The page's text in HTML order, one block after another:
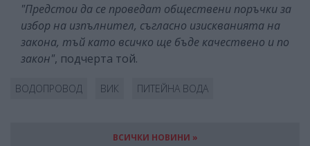
"Предстои да се проведат обществени поръчки за
избор на изпълнител, съгласно изискванията на
закона, тъй като всичко ще бъде качествено и по
закон", подчерта той.
ВОДОПРОВОД ВИК ПИТЕЙНА ВОДА
ВСИЧКИ НОВИНИ »